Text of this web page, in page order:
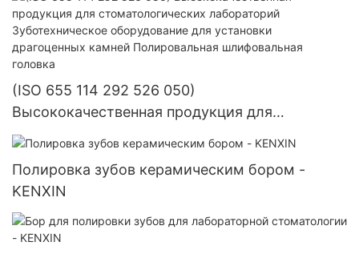
зубов, высокоскоростные инструменты для
восстановления полости рта
(ISO 655 114 292 526 050)
Высококачественная продукция для
стоматологических лабораторий
Зуботехническое оборудование для установки
драгоценных камней Полировальная
шлифовальная головка
Полировка зубов керамическим бором -
KENXIN